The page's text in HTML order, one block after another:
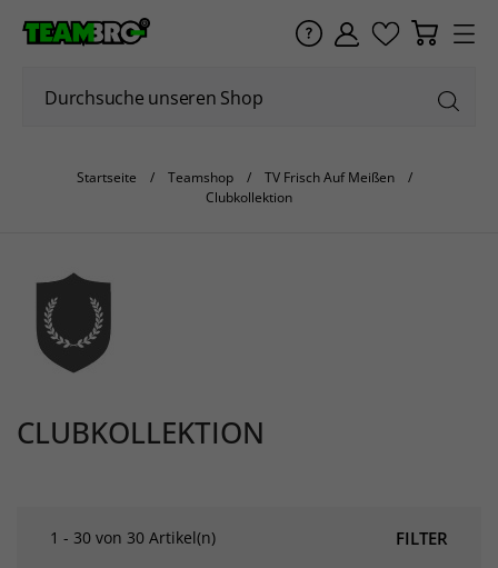
Startseite Teamshop
TV Frisch Auf Meißen
Clubkollektion
CLUBKOLLEKTION
FILTER
1 - 30 von 30 Artikel(n)